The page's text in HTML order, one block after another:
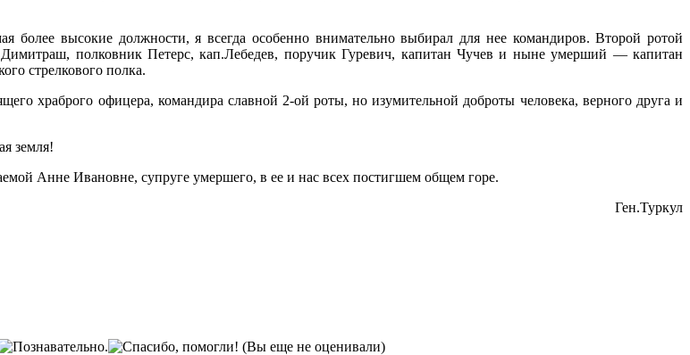
высокие должности, я всегда особенно внимательно выбирал для нее командиров. Второй ротой
полковник Петерс, кап.Лебедев, поручик Гуревич, капитан Чучев и ныне умерший — капитан
стрелкового полка.
храброго офицера, командира славной 2-ой роты, но изумительной доброты человека, верного друга и
земля!
Анне Ивановне, супруге умершего, в ее и нас всех постигшем общем горе.
Ген.Туркул
(Вы еще не оценивали)